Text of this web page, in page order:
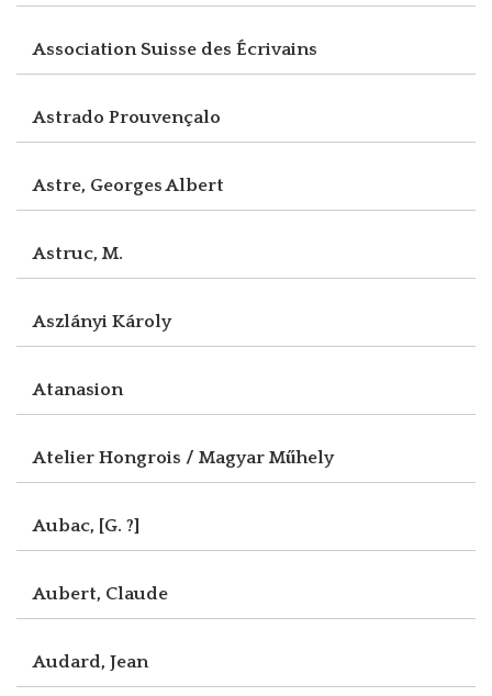
Association Suisse des Écrivains
Astrado Prouvençalo
Astre, Georges Albert
Astruc, M.
Aszlányi Károly
Atanasion
Atelier Hongrois / Magyar Műhely
Aubac, [G. ?]
Aubert, Claude
Audard, Jean